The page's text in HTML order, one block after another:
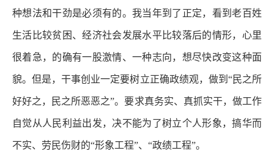
种想法和干劲是必须有的。我当年到了正定，看到老百姓
生活比较贫困、经济社会发展水平比较落后的情形，心里
很着急，的确有一股激情、一种志向，想尽快改变这种面
貌。但是，干事创业一定要树立正确政绩观，做到“民之所
好好之，民之所恶恶之”。要求真务实、真抓实干，做工作
自觉从人民利益出发，决不能为了树立个人形象，搞华而
不实、劳民伤财的“形象工程”、“政绩工程”。